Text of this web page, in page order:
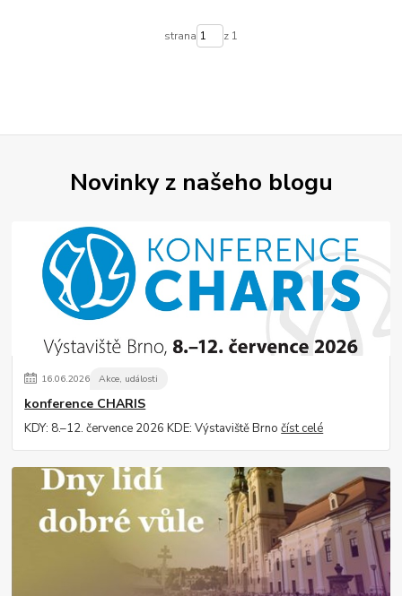
strana z 1
Novinky z našeho blogu
16.06.2026 Akce, události
konference CHARIS
KDY: 8.–12. července 2026 KDE: Výstaviště Brnočíst celé